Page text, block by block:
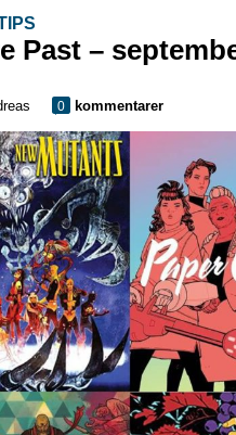
Past –
0 kommentarer